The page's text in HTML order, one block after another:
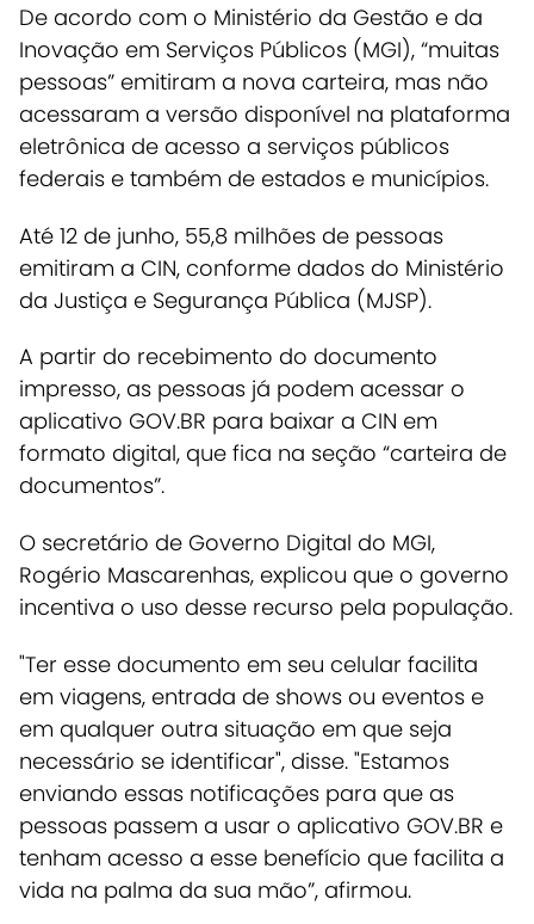
De acordo com o Ministério da Gestão e da
Inovação em Serviços Públicos (MGI), “muitas
pessoas” emitiram a nova carteira, mas não
acessaram a versão disponível na plataforma
eletrônica de acesso a serviços públicos
federais e também de estados e municípios.
Até 12 de junho, 55,8 milhões de pessoas
emitiram a CIN, conforme dados do Ministério
da Justiça e Segurança Pública (MJSP).
A partir do recebimento do documento
impresso, as pessoas já podem acessar o
aplicativo GOV.BR para baixar a CIN em
formato digital, que fica na seção “carteira de
documentos”.
O secretário de Governo Digital do MGI,
Rogério Mascarenhas, explicou que o governo
incentiva o uso desse recurso pela população.
"Ter esse documento em seu celular facilita
em viagens, entrada de shows ou eventos e
em qualquer outra situação em que seja
necessário se identificar", disse. "Estamos
enviando essas notificações para que as
pessoas passem a usar o aplicativo GOV.BR e
tenham acesso a esse benefício que facilita a
vida na palma da sua mão”, afirmou.